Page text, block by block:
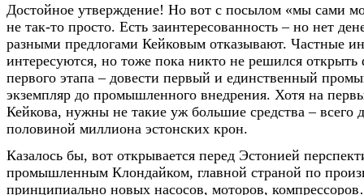
Достойное утверждение! Но вот с посылом «мы сами
не так-то просто. Есть заинтересованность – но нет
разными предлогами Кейковым отказывают. Частные
интересуются, но тоже пока никто не решился
первого этапа – довести первый и единственный
экземпляр до промышленного внедрения. Хотя на
Кейкова, нужны не такие уж большие средства – всего
половиной миллиона эстонских крон.
Казалось бы, вот открывается перед Эстонией
промышленным Клондайком, главной страной по
принципиально новых насосов, моторов,